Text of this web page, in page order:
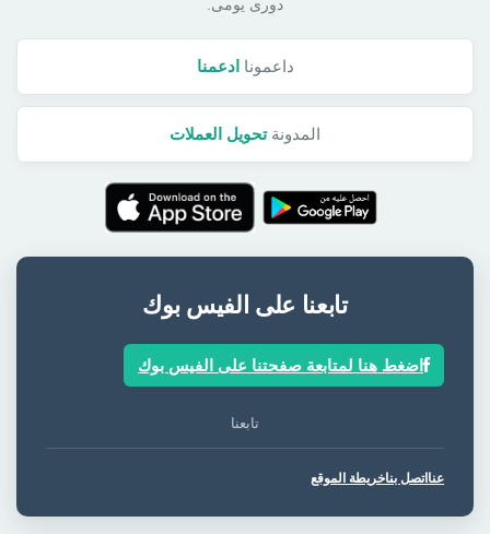
دورى يومى.
داعمونا ادعمنا
المدونةتحويل العملات
تابعنا على الفيس بوك
اضغط هنا لمتابعة صفحتنا على الفيس بوك
تابعنا
عنا اتصل بناخريطة الموقع